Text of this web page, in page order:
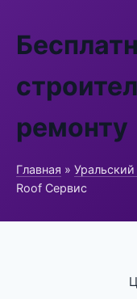
ремонту
Главная »
Roof Сервис